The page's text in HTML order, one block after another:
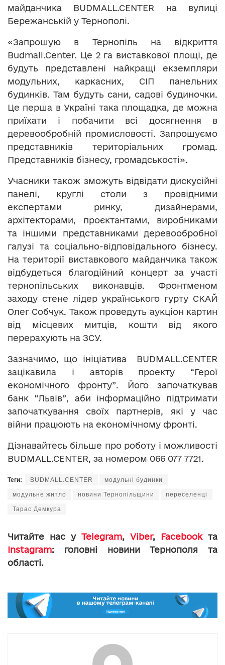
майданчика BUDMALL.CENTER на вулиці
Бережанській у Тернополі.
«Запрошую в Тернопіль на відкриття
Budmall.Center. Це 2 га виставкової площі, де
будуть представлені найкращі екземпляри
модульних, каркасних, СІП панельних
будинків. Там будуть сани, садові будиночки.
Це перша в Україні така площадка, де можна
приїхати і побачити всі досягнення в
деревообробній промисловості. Запрошуємо
представників територіальних громад.
Представників бізнесу, громадськості».
Учасники також зможуть відвідати дискусійні
панелі, круглі столи з провідними
експертами ринку, дизайнерами,
архітекторами, проєктантами, виробниками
та іншими представниками деревообробної
галузі та соціально-відповідального бізнесу.
На території виставкового майданчика також
відбудеться благодійний концерт за участі
тернопільських виконавців. Фронтменом
заходу стене лідер українського гурту СКАЙ
Олег Собчук. Також проведуть аукціон картин
від місцевих митців, кошти від якого
перерахують на ЗСУ.
Зазначимо, що ініціатива BUDMALL.CENTER
зацікавила і авторів проекту “Герої
економічного фронту”. Його започаткував
банк “Львів”, аби інформаційно підтримати
започаткування своїх партнерів, які у час
війни працюють на економічному фронті.
Дізнавайтесь більше про роботу і можливості
BUDMALL.CENTER, за номером 066 077 7721.
Теги: BUDMALL.CENTER модульні будинки
модульне житло новини Тернопільщини переселенці
Тарас Демкура
Читайте нас у Telegram, Viber, Facebookта
Instagram: головні новини Тернополя та
області.